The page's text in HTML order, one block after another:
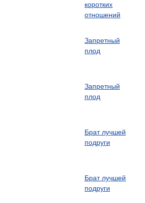
коротких
отношений
Запретный
плод
Запретный
плод
Брат лучшей
подруги
Брат лучшей
подруги